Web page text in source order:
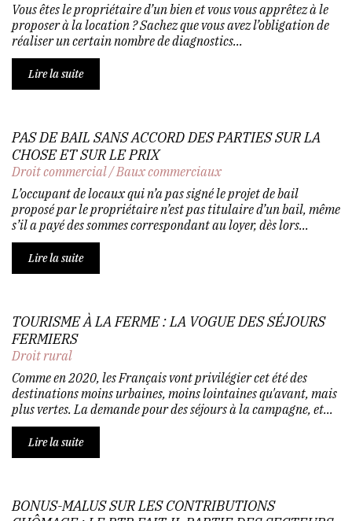
Vous êtes le propriétaire d’un bien et vous vous apprêtez à le
proposer à la location ? Sachez que vous avez l’obligation de
réaliser un certain nombre de diagnostics...
Lire la suite
PAS DE BAIL SANS ACCORD DES PARTIES SUR LA
CHOSE ET SUR LE PRIX
Droit commercial/Baux commerciaux
L’occupant de locaux qui n’a pas signé le projet de bail
proposé par le propriétaire n’est pas titulaire d’un bail, même
s’il a payé des sommes correspondant au loyer, dès lors...
Lire la suite
TOURISME À LA FERME : LA VOGUE DES SÉJOURS
FERMIERS
Droit rural
Comme en 2020, les Français vont privilégier cet été des
destinations moins urbaines, moins lointaines qu'avant, mais
plus vertes. La demande pour des séjours à la campagne, et...
Lire la suite
BONUS-MALUS SUR LES CONTRIBUTIONS